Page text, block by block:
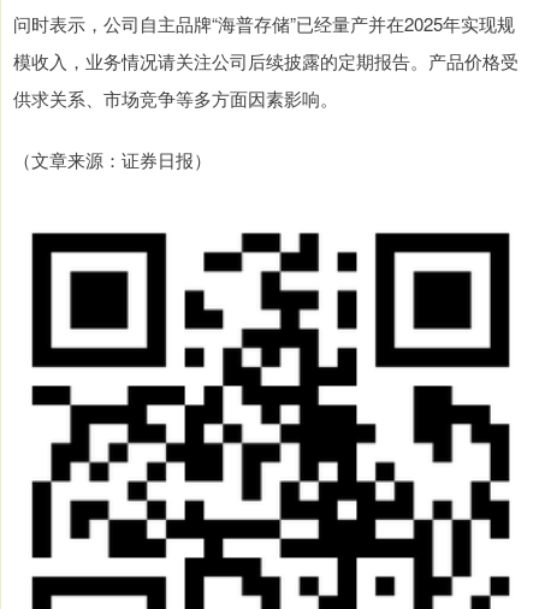
问时表示，公司自主品牌“海普存储”已经量产并在2025年实现规
模收入，业务情况请关注公司后续披露的定期报告。产品价格受
供求关系、市场竞争等多方面因素影响。
（文章来源：证券日报）